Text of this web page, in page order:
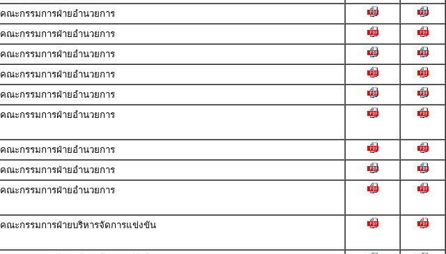
คณะกรรมการฝ่ายอำนวยการ
คณะกรรมการฝ่ายอำนวยการ
คณะกรรมการฝ่ายอำนวยการ
คณะกรรมการฝ่ายอำนวยการ
คณะกรรมการฝ่ายอำนวยการ
คณะกรรมการฝ่ายอำนวยการ
คณะกรรมการฝ่ายอำนวยการ
คณะกรรมการฝ่ายอำนวยการ
คณะกรรมการฝ่ายอำนวยการ
คณะกรรมการฝ่ายบริหารจัดการแข่งขัน